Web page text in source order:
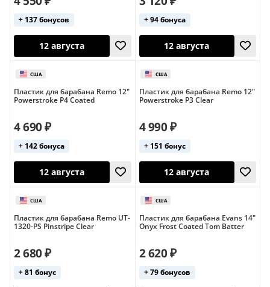
США
11 августа 13 августа
+ 137 бонусов
12 августа
+ 94 бонуса
12 августа
Пластик для барабана Remo 12"
Powerstroke P4 Coated
4 690 ₽
+ 142 бонуса
Пластик для барабана Remo 12"
Powerstroke P3 Clear
4 990 ₽
+ 151 бонус
Пластик для барабана Remo UT-
1320-PS Pinstripe Clear
2 680 ₽
+ 81 бонус
Пластик для барабана Evans 14"
Onyx Frost Coated Tom Batter
2 620 ₽
+ 79 бонусов